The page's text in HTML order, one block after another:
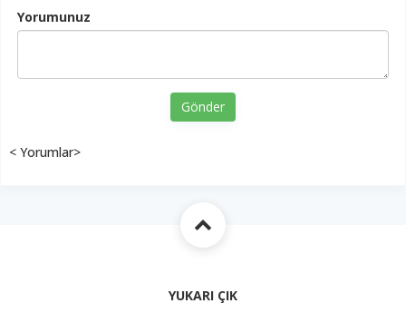
Yorumunuz
Gönder
< Yorumlar>
YUKARI ÇIK